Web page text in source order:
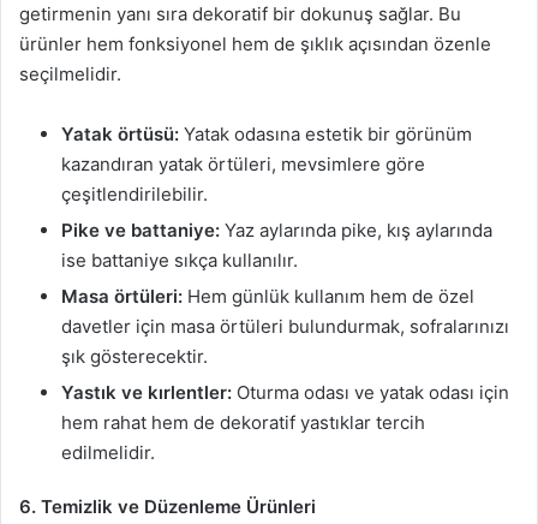
getirmenin yanı sıra dekoratif bir dokunuş sağlar. Bu
ürünler hem fonksiyonel hem de şıklık açısından özenle
seçilmelidir.
Yatak örtüsü: Yatak odasına estetik bir görünüm
kazandıran yatak örtüleri, mevsimlere göre
çeşitlendirilebilir.
Pike ve battaniye: Yaz aylarında pike, kış aylarında
ise battaniye sıkça kullanılır.
Masa örtüleri: Hem günlük kullanım hem de özel
davetler için masa örtüleri bulundurmak, sofralarınızı
şık gösterecektir.
Yastık ve kırlentler: Oturma odası ve yatak odası için
hem rahat hem de dekoratif yastıklar tercih
edilmelidir.
6. Temizlik ve Düzenleme Ürünleri